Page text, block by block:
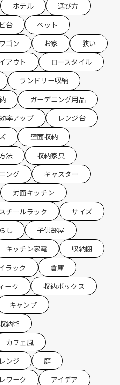
ホテル
選び方
台
ペット
ゴン お家
狭い
アウト
ロースタイル
ランドリー収納
ガーデニング用品
効率アップ
レンジ台
壁面収納
法
収納家具
ング
キャスター
対面キッチン
チールラック
サイズ
し
子供部屋
キッチン家電
収納棚
ラック
倉庫
ーク
収納ボックス
キャンプ
収納術
カフェ風
レンジ
庭
ワーク
アイデア